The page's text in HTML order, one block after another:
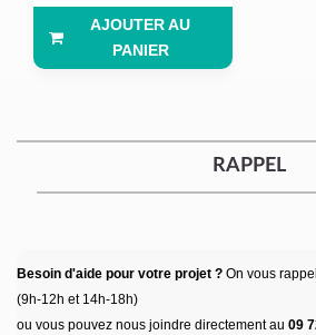
AJOUTER AU
PANIER
RAPPEL
Besoin d'aide pour votre projet ? On vous
(9h-12h et 14h-18h)
ou vous pouvez nous joindre directement au 09